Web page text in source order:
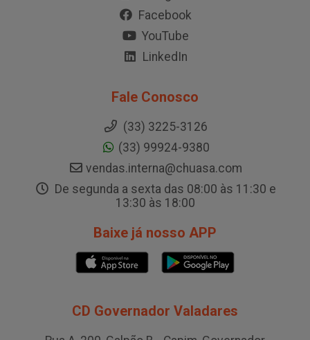
Facebook
YouTube
LinkedIn
Fale Conosco
(33) 3225-3126
(33) 99924-9380
vendas.interna@chuasa.com
De segunda a sexta das 08:00 às 11:30 e
13:30 às 18:00
Baixe já nosso APP
CD Governador Valadares